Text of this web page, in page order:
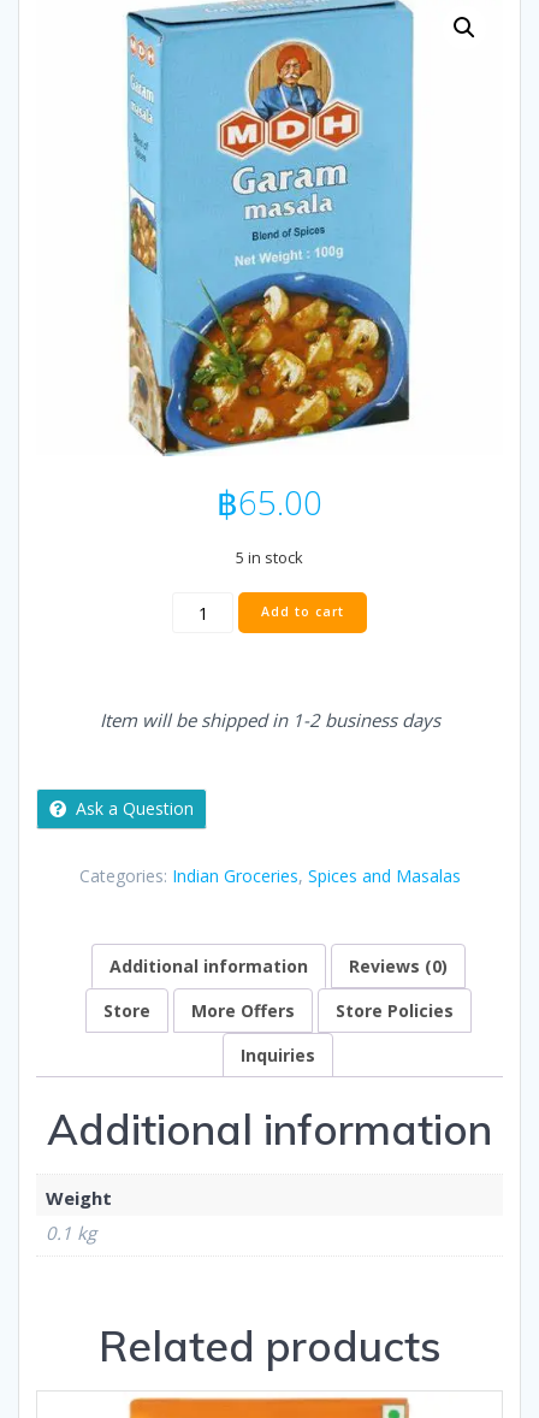
฿65.00
5 in stock
MDH
Garam
Add to cart
Item will be shipped in 1-2 business days
Ask a Question
Categories: Indian Groceries, Spices and Masalas
Additional information
Reviews (0)
Store
More Offers
Store Policies
Inquiries
Additional information
Weight
0.1 kg
Related products